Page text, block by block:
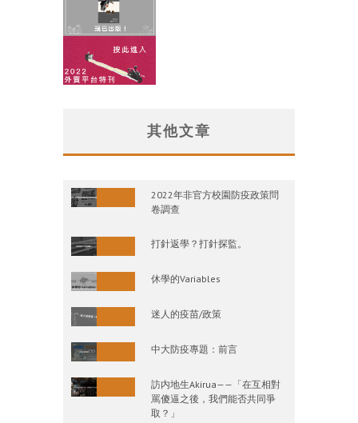
其他文章
2022年非官方校園防疫政策問
卷調查
打針返學？打針探監。
休學的Variables
迷人的疫苗/政策
中大防疫專題：前言
訪内地生Akirua——「在互相對
罵傻逼之後，我們能否共同爭
取？」